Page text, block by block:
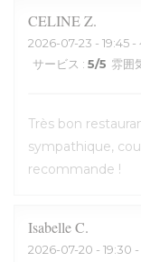
CELINEZ
2026-07-23 - 19:45 -
サービス : 5/5 雰囲
Très bon
sympathique,
recommande !
IsabelleC
2026-07-20 - 19:30